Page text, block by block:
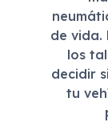
de vida.
los
decidir
tu